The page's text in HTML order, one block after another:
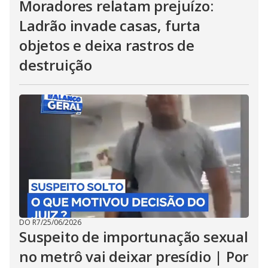
Moradores relatam prejuízo:
Ladrão invade casas, furta
objetos e deixa rastros de
destruição
DO R7/25/06/2026
Suspeito de importunação sexual
no metrô vai deixar presídio | Por